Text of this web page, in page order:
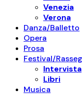
Venezia
Verona
Danza/Balletto
Opera
Prosa
Festival/
Intervista
Libri
Musica